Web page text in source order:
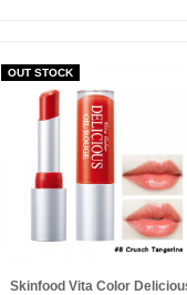
OUT STOCK
Skinfood Vita Color